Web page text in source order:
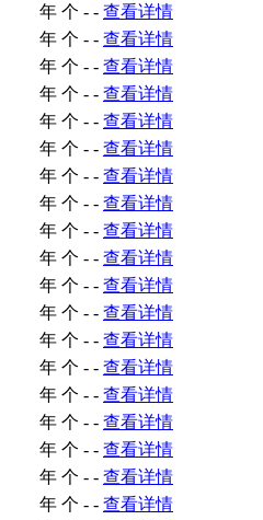
年 个 - - 查看详情
年 个 - - 查看详情
年 个 - - 查看详情
年 个 - - 查看详情
年 个 - - 查看详情
年 个 - - 查看详情
年 个 - - 查看详情
年 个 - - 查看详情
年 个 - - 查看详情
年 个 - - 查看详情
年 个 - - 查看详情
年 个 - - 查看详情
年 个 - - 查看详情
年 个 - - 查看详情
年 个 - - 查看详情
年 个 - - 查看详情
年 个 - - 查看详情
年 个 - - 查看详情
年 个 - - 查看详情